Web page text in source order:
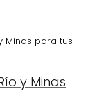
Minas para tus
y Minas